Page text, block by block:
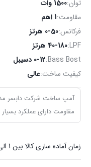
توان:1500 وات
مقاومت:1 اهم
فرکانس:0-50 هرتز
LPF:40-180 هرتز
Bass Bost: 0-12 دسیبل
کیفیت ساخت:عالی
مقاومت دارای عملکرد
زمان آماده سازی کالا بین 1 الی 3 روزه کاری